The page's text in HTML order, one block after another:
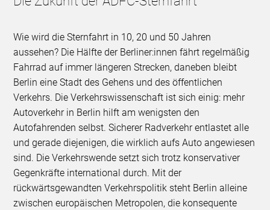
Wie wird die Sternfahrt in 10, 20 und 50 Jahren
aussehen? Die Hälfte der Berliner:innen fährt regelmäßig
Fahrrad auf immer längeren Strecken, daneben bleibt
Berlin eine Stadt des Gehens und des öffentlichen
Verkehrs. Die Verkehrswissenschaft ist sich einig: mehr
Autoverkehr in Berlin hilft am wenigsten den
Autofahrenden selbst. Sicherer Radverkehr entlastet alle
und gerade diejenigen, die wirklich aufs Auto angewiesen
sind. Die Verkehrswende setzt sich trotz konservativer
Gegenkräfte international durch. Mit der
rückwärtsgewandten Verkehrspolitik steht Berlin alleine
zwischen europäischen Metropolen, die konsequente